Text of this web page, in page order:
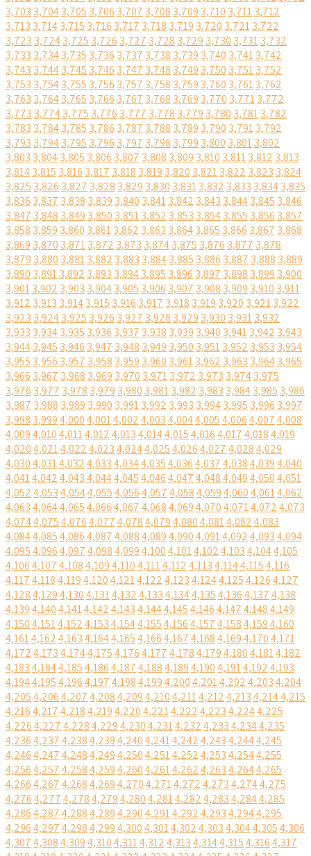
3,703 3,7043,705 3,706 3,707 3,708 3,709 3,710 3,7113,712
3,713 3,7143,715 3,716 3,717 3,718 3,719 3,720 3,7213,722
3,723 3,7243,725 3,726 3,727 3,728 3,729 3,730 3,7313,732
3,733 3,7343,735 3,736 3,737 3,738 3,739 3,740 3,7413,742
3,743 3,7443,745 3,746 3,747 3,748 3,749 3,750 3,7513,752
3,753 3,7543,755 3,756 3,757 3,758 3,759 3,760 3,7613,762
3,763 3,7643,765 3,766 3,767 3,768 3,769 3,770 3,7713,772
3,773 3,7743,775 3,776 3,777 3,778 3,779 3,780 3,7813,782
3,783 3,7843,785 3,786 3,787 3,788 3,789 3,790 3,7913,792
3,793 3,7943,795 3,796 3,797 3,798 3,799 3,800 3,8013,802
3,803 3,8043,805 3,806 3,807 3,808 3,809 3,810 3,8113,812 3,813
3,8143,815 3,816 3,817 3,818 3,819 3,820 3,8213,822 3,823 3,824
3,825 3,826 3,827 3,828 3,829 3,830 3,8313,832 3,833 3,8343,835
3,836 3,837 3,838 3,839 3,840 3,8413,842 3,843 3,8443,845 3,846
3,847 3,848 3,849 3,850 3,8513,852 3,853 3,8543,855 3,856 3,857
3,858 3,859 3,860 3,8613,862 3,863 3,8643,865 3,866 3,867 3,868
3,869 3,870 3,8713,872 3,873 3,8743,875 3,876 3,877 3,878
3,879 3,880 3,8813,882 3,883 3,8843,885 3,886 3,887 3,888 3,889
3,890 3,8913,892 3,893 3,8943,895 3,896 3,897 3,898 3,899 3,900
3,9013,902 3,903 3,9043,905 3,906 3,907 3,908 3,909 3,910 3,911
3,912 3,913 3,9143,915 3,916 3,917 3,918 3,919 3,920 3,9213,922
3,923 3,9243,925 3,926 3,927 3,928 3,929 3,930 3,9313,932
3,933 3,9343,935 3,936 3,937 3,938 3,939 3,940 3,9413,942 3,943
3,9443,945 3,946 3,947 3,948 3,949 3,950 3,9513,952 3,953 3,954
3,955 3,956 3,957 3,958 3,959 3,960 3,9613,962 3,963 3,9643,965
3,966 3,967 3,968 3,969 3,970 3,9713,972 3,973 3,9743,975
3,976 3,977 3,978 3,979 3,980 3,9813,982 3,983 3,9843,985 3,986
3,987 3,988 3,989 3,990 3,9913,992 3,993 3,9943,995 3,996 3,997
3,998 3,9994,0004,0014,0024,0034,0044,0054,0064,0074,008
4,0094,0104,0114,0124,0134,0144,0154,0164,0174,0184,019
4,0204,0214,0224,0234,0244,0254,0264,0274,0284,029
4,0304,0314,0324,0334,0344,0354,0364,0374,0384,0394,040
4,0414,0424,0434,0444,0454,0464,0474,0484,0494,0504,051
4,0524,0534,0544,0554,0564,0574,0584,0594,0604,0614,062
4,0634,0644,0654,0664,0674,0684,0694,0704,0714,0724,073
4,0744,0754,0764,0774,0784,0794,0804,0814,0824,083
4,0844,0854,0864,0874,0884,0894,0904,0914,0924,0934,094
4,0954,0964,0974,0984,0994,1004,1014,1024,1034,1044,105
4,1064,1074,1084,1094,1104,1114,1124,1134,1144,1154,116
4,1174,1184,1194,1204,1214,1224,1234,1244,1254,1264,127
4,1284,1294,1304,1314,1324,1334,1344,1354,1364,1374,138
4,1394,1404,1414,1424,1434,1444,1454,1464,1474,1484,149
4,1504,1514,1524,1534,1544,1554,1564,1574,1584,1594,160
4,1614,1624,1634,1644,1654,1664,1674,1684,1694,1704,171
4,1724,1734,1744,1754,1764,1774,1784,1794,1804,1814,182
4,1834,1844,1854,1864,1874,1884,1894,1904,1914,1924,193
4,1944,1954,1964,1974,1984,1994,2004,2014,2024,2034,204
4,2054,2064,2074,2084,2094,2104,2114,2124,2134,2144,215
4,2164,2174,2184,2194,2204,2214,2224,2234,2244,225
4,2264,2274,2284,2294,2304,2314,2324,2334,2344,235
4,2364,2374,2384,2394,2404,2414,2424,2434,2444,245
4,2464,2474,2484,2494,2504,2514,2524,2534,2544,255
4,2564,2574,2584,2594,2604,2614,2624,2634,2644,265
4,2664,2674,2684,2694,2704,2714,2724,2734,2744,275
4,2764,2774,2784,2794,2804,2814,2824,2834,2844,285
4,2864,2874,2884,2894,2904,2914,2924,2934,2944,295
4,2964,2974,2984,2994,3004,3014,3024,3034,3044,3054,306
4,3074,3084,3094,3104,3114,3124,3134,3144,3154,3164,317